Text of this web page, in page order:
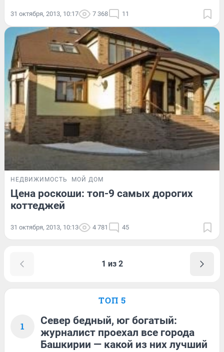
31 октября, 2013, 10:17 7 368 11
НЕДВИЖИМОСТЬ МОЙ ДОМ
Цена роскоши: топ-9 самых дорогих
коттеджей
31 октября, 2013, 10:13 4 781 45
1 из 2
ТОП 5
1
Север бедный, юг богатый:
журналист проехал все города
Башкирии — какой из них лучший